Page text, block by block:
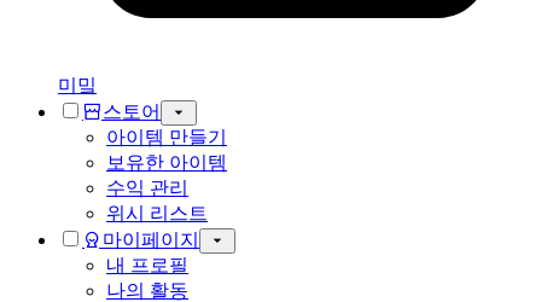
미밐
스토어
아이템 만들기
보유한 아이템
수익 관리
위시 리스트
마이페이지
내 프로필
나의 활동